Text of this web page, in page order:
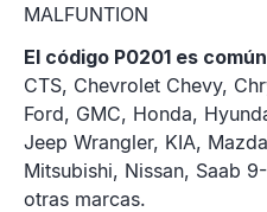
MALFUNTION
El código P0201 es
CTS, Chevrolet Chevy,
Ford, GMC, Honda,
Jeep Wrangler, KIA,
Mitsubishi, Nissan, Saab
otras marcas.